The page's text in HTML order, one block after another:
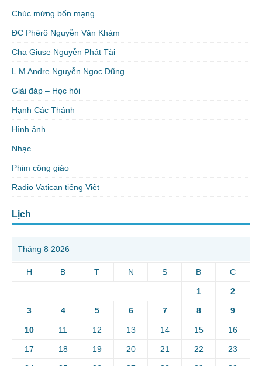
Chúc mừng bổn mạng
ĐC Phêrô Nguyễn Văn Khảm
Cha Giuse Nguyễn Phát Tài
L.M Andre Nguyễn Ngọc Dũng
Giải đáp – Học hỏi
Hạnh Các Thánh
Hình ảnh
Nhạc
Phim công giáo
Radio Vatican tiếng Việt
Lịch
Tháng 8 2026
H B T N S B C
1 2
3 4 5 6 7 8 9
10 11 12 13 14 15 16
17 18 19 20 21 22 23